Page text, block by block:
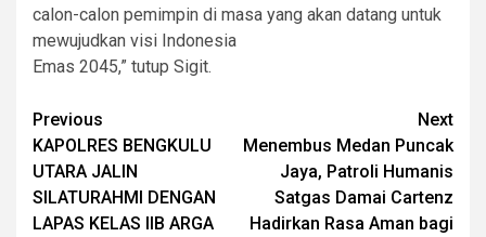
calon-calon pemimpin di masa yang akan datang untuk
mewujudkan visi Indonesia
Emas 2045,” tutup Sigit.
Post
navigation
Previous
KAPOLRES BENGKULU
UTARA JALIN
SILATURAHMI DENGAN
LAPAS KELAS IIB ARGA
Next
Menembus Medan Puncak
Jaya, Patroli Humanis
Satgas Damai Cartenz
Hadirkan Rasa Aman bagi